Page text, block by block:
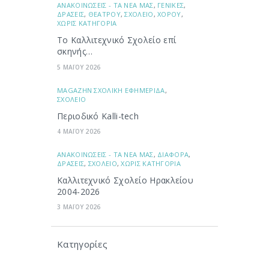
ΑΝΑΚΟΙΝΩΣΕΙΣ - ΤΑ ΝΕΑ ΜΑΣ, ΓΕΝΙΚΕΣ,
ΔΡΑΣΕΙΣ, ΘΕΑΤΡΟΥ,ΣΧΟΛΕΙΟ,ΧΟΡΟΥ,
ΧΩΡΙΣ ΚΑΤΗΓΟΡΙΑ
Το Καλλιτεχνικό Σχολείο επί
σκηνής…
5 ΜΑΪΟΥ 2026
ΜAGAZHN ΣΧΟΛΙΚΗ ΕΦΗΜΕΡΙΔΑ,
ΣΧΟΛΕΙΟ
Περιοδικό Kalli-tech
4 ΜΑΪΟΥ 2026
ΑΝΑΚΟΙΝΩΣΕΙΣ - ΤΑ ΝΕΑ ΜΑΣ, ΔΙΑΦΟΡΑ,
ΔΡΑΣΕΙΣ, ΣΧΟΛΕΙΟ,ΧΩΡΙΣ ΚΑΤΗΓΟΡΙΑ
Καλλιτεχνικό Σχολείο Ηρακλείου
2004-2026
3 ΜΑΪΟΥ 2026
Κατηγορίες